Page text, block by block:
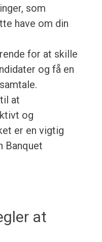
som
have om din
for at skille
og få en
at
og
er en vigtig
Banquet
at